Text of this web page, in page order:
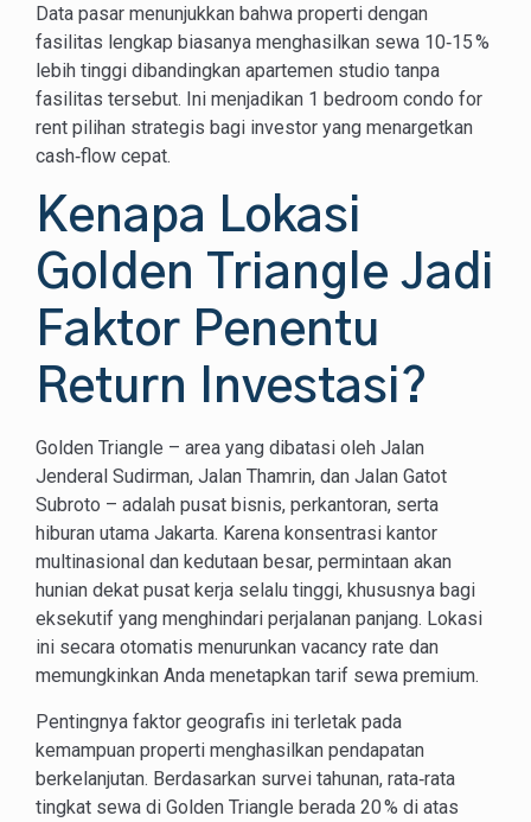
Data pasar menunjukkan bahwa properti dengan
fasilitas lengkap biasanya menghasilkan sewa 10‑15 %
lebih tinggi dibandingkan apartemen studio tanpa
fasilitas tersebut. Ini menjadikan 1 bedroom condo for
rent pilihan strategis bagi investor yang menargetkan
cash‑flow cepat.
Kenapa Lokasi
Golden Triangle Jadi
Faktor Penentu
Return Investasi?
Golden Triangle – area yang dibatasi oleh Jalan
Jenderal Sudirman, Jalan Thamrin, dan Jalan Gatot
Subroto – adalah pusat bisnis, perkantoran, serta
hiburan utama Jakarta. Karena konsentrasi kantor
multinasional dan kedutaan besar, permintaan akan
hunian dekat pusat kerja selalu tinggi, khususnya bagi
eksekutif yang menghindari perjalanan panjang. Lokasi
ini secara otomatis menurunkan vacancy rate dan
memungkinkan Anda menetapkan tarif sewa premium.
Pentingnya faktor geografis ini terletak pada
kemampuan properti menghasilkan pendapatan
berkelanjutan. Berdasarkan survei tahunan, rata‑rata
tingkat sewa di Golden Triangle berada 20 % di atas